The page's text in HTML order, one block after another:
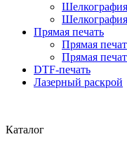
Прямая печать
Прямая
Прямая
DTF-печать
Лазерный раскрой
Каталог